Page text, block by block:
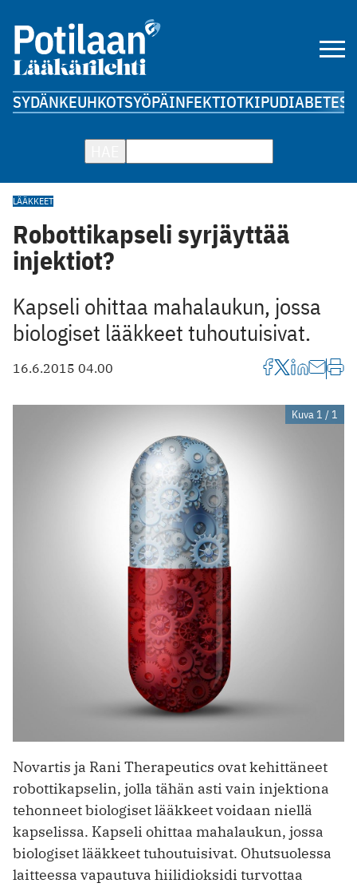
SYDÄNKEUHKOTSYÖPÄINFEKTIOTKIPUDIABETES
LÄÄKKEET
Robottikapseli syrjäyttää
injektiot?
Kapseli ohittaa mahalaukun, jossa
biologiset lääkkeet tuhoutuisivat.
16.6.2015 04.00
Kuva 1 / 1
Novartis ja Rani Therapeutics ovat kehittäneet
robottikapselin, jolla tähän asti vain injektiona
tehonneet biologiset lääkkeet voidaan niellä
kapselissa. Kapseli ohittaa mahalaukun, jossa
biologiset lääkkeet tuhoutuisivat. Ohutsuolessa
laitteessa vapautuva hiilidioksidi turvottaa